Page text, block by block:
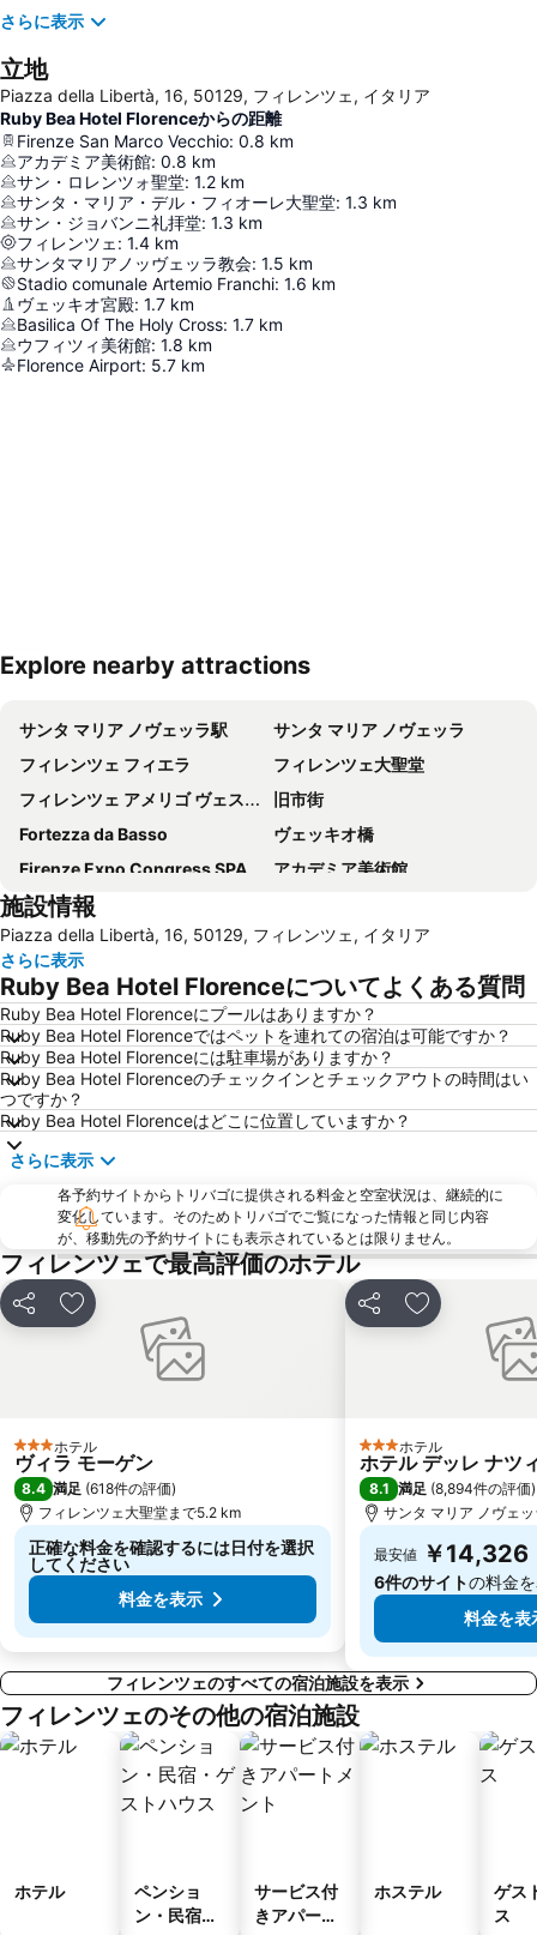
さらに表示
立地
Piazza della Libertà, 16, 50129, フィレンツェ, イタリア
Ruby Bea Hotel Florenceからの距離
Firenze San Marco Vecchio: 0.8 km
アカデミア美術館: 0.8 km
サン・ロレンツォ聖堂: 1.2 km
サンタ・マリア・デル・フィオーレ大聖堂: 1.3 km
サン・ジョバンニ礼拝堂: 1.3 km
フィレンツェ : 1.4 km
サンタマリアノッヴェッラ教会: 1.5 km
Stadio comunale Artemio Franchi: 1.6 km
ヴェッキオ宮殿: 1.7 km
Basilica Of The Holy Cross: 1.7 km
ウフィツィ美術館: 1.8 km
Florence Airport: 5.7 km
地図を拡大
Explore nearby attractions
サンタ マリア ノヴェッラ駅
サンタ マリア ノヴェッラ
フィレンツェ フィエラ
フィレンツェ大聖堂
フィレンツェ アメリゴ ヴェスプッチ空港
旧市街
Fortezza da Basso
ヴェッキオ橋
Firenze Expo Congress SPA
アカデミア美術館
Galleria degli Uffizi
ジョットの鐘楼
Mercato di San Lorenzo
San Lorenzo Market
(ピエンツァ)フィレンツェ歴史地区
ダビデ像 (ミケランジェロ)
Firenze Festival
Basilica of St Lawrence
Brunelleschi
Officina Profumo Farmaceutica di Santa Maria Novella
サンタ・クローチェ教会
The Westin Excelsior
Il Prato
カンポ ディ マルテ
Palazzo Strozzi
Soffiano
Peretola
Antella
Teatro Manzoni
Staggia Senese
施設情報
Piazza della Libertà, 16, 50129, フィレンツェ, イタリア
さらに表示
Ruby Bea Hotel Florenceについてよくある質問
Ruby Bea Hotel Florenceにプールはありますか？
Ruby Bea Hotel Florenceではペットを連れての宿泊は可能ですか？
Ruby Bea Hotel Florenceには駐車場がありますか？
Ruby Bea Hotel Florenceのチェックインとチェックアウトの時間はい
つですか？
Ruby Bea Hotel Florenceはどこに位置していますか？
さらに表示
各予約サイトからトリバゴに提供される料金と空室状況は、継続的に
変化しています。そのためトリバゴでご覧になった情報と同じ内容
が、移動先の予約サイトにも表示されているとは限りません。
フィレンツェで最高評価のホテル
シェア お気に入りに追加
3 ホテルのランク
ホテル
ヴィラ モーゲン
8.4 満足 (618件の評価)
フィレンツェ大聖堂まで5.2 km
正確な料金を確認するには日付を選択
してください
料金を表示
シェア お気に入りに
3 ホテルのランク
ホテル
ホテル デッレ ナツ
8.1 満足 (8,894件の評価)
サンタ マリア ノヴェ
最安値 ￥14,326
6件のサイトの料金
料金を表
フィレンツェのすべての宿泊施設を表示
フィレンツェのその他の宿泊施設
ホテル
ペンショ
ン・民宿・
サービス付
きアパート
ホステル
ゲス
ス